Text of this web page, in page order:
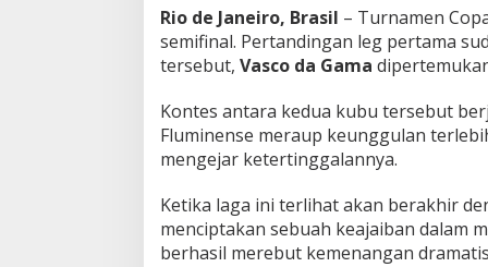
o
m
p
a
i
F
l
u
m
i
n
e
Rio de Janeiro, Brasil – Turnamen
semifinal. Pertandingan leg pertama
tersebut, Vasco da Gama
Kontes antara kedua kubu tersebut
Fluminense meraup keunggulan
mengejar ketertinggalannya.
Ketika laga ini terlihat akan berakhir
menciptakan sebuah keajaiban dalam
berhasil merebut kemenangan